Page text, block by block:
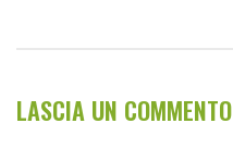
LASCIA UN COMMENTO